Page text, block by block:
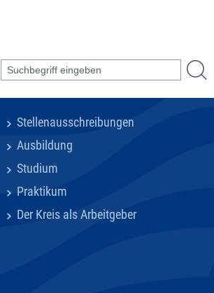
Stellenausschreibungen
Ausbildung
Studium
Praktikum
Der Kreis als Arbeitgeber